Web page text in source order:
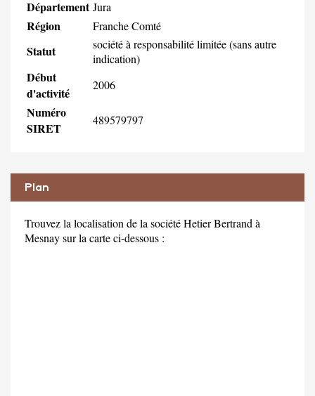
Département Jura
Région Franche Comté
Statut
société à responsabilité limitée (sans autre
indication)
Début
d'activité
2006
Numéro
SIRET
489579797
Plan
Trouvez la localisation de la société Hetier Bertrand à
Mesnay sur la carte ci-dessous :